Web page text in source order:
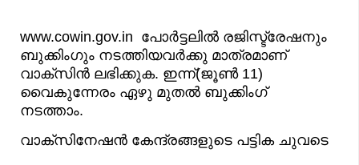
www.cowin.gov.in പോര്‍ട്ടലില്‍ രജിസ്ട്രേഷനും
ബുക്കിംഗും നടത്തിയവര്‍ക്കു മാത്രമാണ്
വാക്സിന്‍ ലഭിക്കുക. ഇന്ന്(ജൂണ്‍ 11)
വൈകുന്നേരം ഏഴു മുതല്‍ ബുക്കിംഗ്
നടത്താം.
വാക്സിനേഷന്‍ കേന്ദ്രങ്ങളുടെ പട്ടിക ചുവടെ